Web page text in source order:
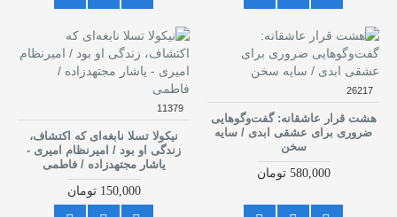
26217
هشت قرار عاشقانه: گفت‌وگوهایی
ضروری برای عشقی ابدی / سایه
سخن
580,000 تومان
11379
نیکولا تسلا نابغه‌ای که اکتشاف،
زندگی او بود / امیرنظام امیری -
یاشار مجتهدزاده / فاطمی
150,000 تومان